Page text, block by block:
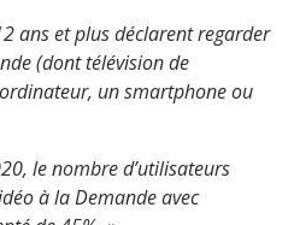
ans et plus déclarent regarder
(dont télévision de
un smartphone ou
le nombre d’utilisateurs
à la Demande avec